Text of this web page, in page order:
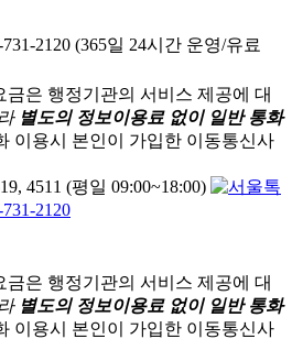
2120 (365일 24시간 운영/유료
금은 행정기관의 서비스 제공에 대
별도의 정보이용료 없이 일반 통화
이용시 본인이 가입한 이동통신사
4511 (평일 09:00~18:00)
2120
금은 행정기관의 서비스 제공에 대
별도의 정보이용료 없이 일반 통화
이용시 본인이 가입한 이동통신사